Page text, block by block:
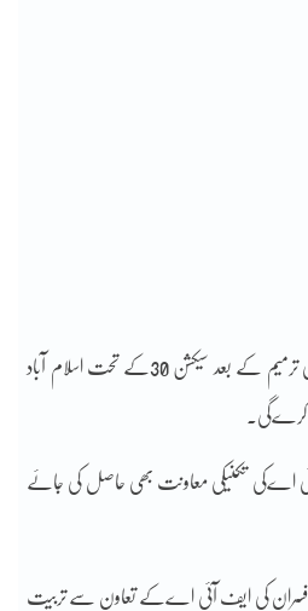
تفصیلات کے مطابق پیکا ایکٹ کی ترمیم کے بعد سیکشن 30کے تحت اسلام آباد
کرےگی۔
اےکی تکنیکی معاونت بھی حاصل کی جائے
برآں اسلام آبادپولیس کے 60 افسران کی ایف آئی اےکے تعاون سے تربیت